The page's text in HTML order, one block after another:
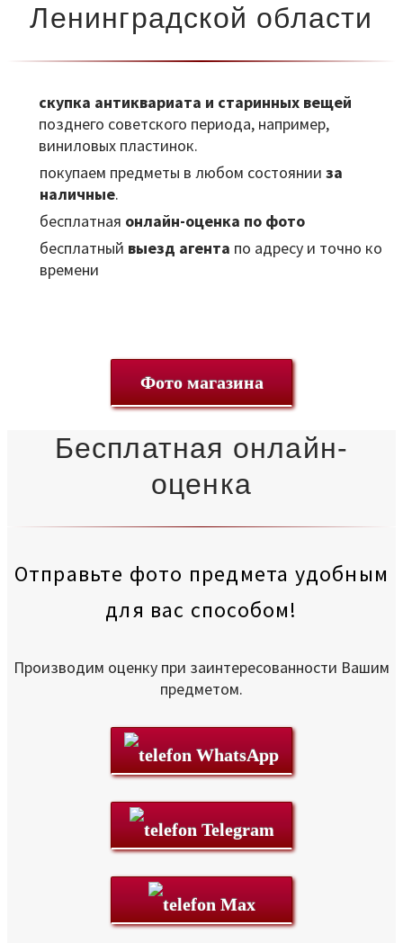
Ленинградской области
скупка антиквариата и старинных вещей
позднего советского периода, например,
виниловых пластинок.
покупаем предметы в любом состоянии за
наличные.
бесплатная онлайн-оценка по фото
бесплатный выезд агента по адресу и точно ко
времени
Фото магазина
Бесплатная онлайн-
оценка
Отправьте фото предмета удобным
для вас способом!
Производим оценку при заинтересованности Вашим
предметом.
WhatsApp
Telegram
Max